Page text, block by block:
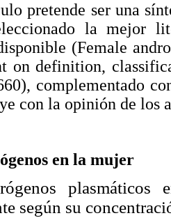
pretende ser una
la mejor
(Female
on definition,
complementado
con la opinión de los
en la mujer
según su